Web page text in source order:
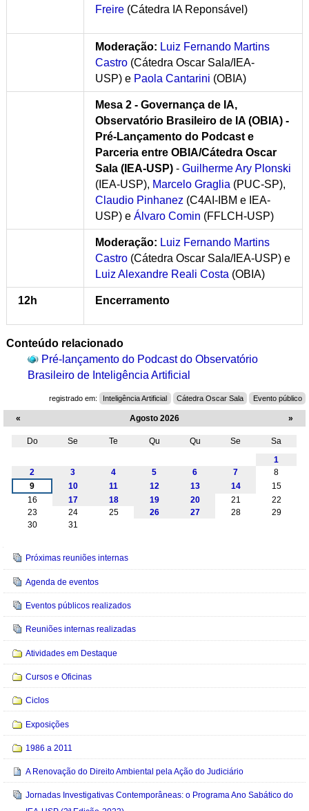
Freire(Cátedra IA Reponsável)
Moderação: Luiz Fernando Martins
Castro(Cátedra Oscar Sala/IEA-
USP) e Paola Cantarini (OBIA)
Mesa 2 - Governança de IA,
Observatório Brasileiro de IA (OBIA) -
Pré-Lançamento do Podcast e
Parceria entre OBIA/Cátedra Oscar
Sala (IEA-USP)- Guilherme Ary Plonski
(IEA-USP), Marcelo Graglia (PUC-SP),
Claudio Pinhanez (C4AI-IBM e IEA-
USP)e Álvaro Comin (FFLCH-USP)
Moderação: Luiz Fernando Martins
Castro(Cátedra Oscar Sala/IEA-USP) e
Luiz Alexandre Reali Costa (OBIA)
12h Encerramento
Conteúdo relacionado
Pré-lançamento do Podcast do Observatório
Brasileiro de Inteligência Artificial
registrado em: Inteligência Artificial Cátedra Oscar Sala Evento público
« Agosto 2026 »
Do Se Te Qu Qu Se
Sa
1
2
3 4 5 6 7
8
9
10 11 12 13 14
15
16
17 18 19 20 21
22
23
24 25 26 27 28
29
30
31
Navegação
Próximas reuniões internas
Agenda de eventos
Eventos públicos realizados
Reuniões internas realizadas
Atividades em Destaque
Cursos e Oficinas
Ciclos
Exposições
1986 a 2011
A Renovação do Direito Ambiental pela Ação do Judiciário
Jornadas Investigativas Contemporâneas: o Programa Ano Sabático do